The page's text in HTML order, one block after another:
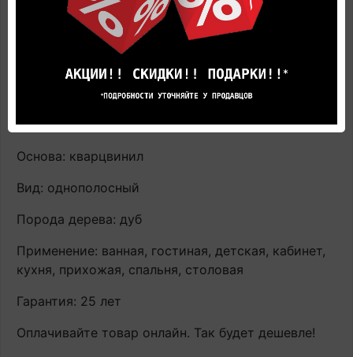
Антистатик: да
Тип поверхности: матовая
Тип замка: uniclic
Основа: кварцвинил
Вид: однополосный
Порода дерева: дуб
Применение: ванная, гостиная, детская, кабинет,
кухня, прихожая, спальня, столовая
Гарантия: 25 лет
Оплачивайте товар онлайн. Так будет дешевле!